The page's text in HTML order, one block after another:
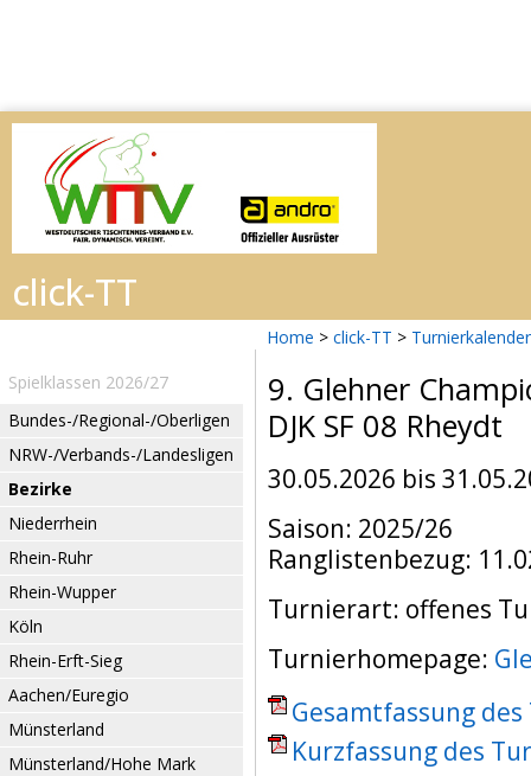
Home > click-TT > Turnierkalender
Spielklassen 2026/27
Bundes-/Regional-/Oberligen
NRW-/Verbands-/Landesligen
Bezirke
Niederrhein
Rhein-Ruhr
Rhein-Wupper
Köln
Rhein-Erft-Sieg
Aachen/Euregio
Münsterland
Münsterland/Hohe Mark
9. Glehner
DJK SF 08 Rheydt
30.05.2026 bis
Saison: 2025/26
Ranglistenbezug:
Turnierart: offenes
Turnierhomepage:
Gesamtfassung
Kurzfassung des